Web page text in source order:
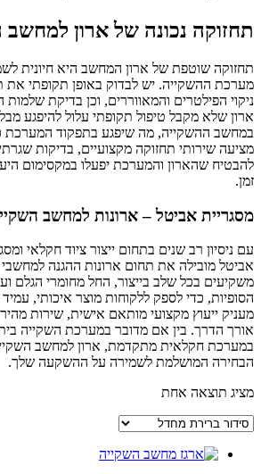
תחזוקה נכונה של ארון למחשב
תחזוקה שוטפת של ארון המחשב היא חיונית
מערכת ההשקייה. יש לבדוק באופן תקופתי את
ניקוי הפילטרים והמאווררים, וכן בדיקת שלמות
ארון שלא מקבל טיפול תקופתי עלול להיפגע
במחשב ההשקייה, מה שיפגע בתפקוד המערכת
מציעה שירותי תחזוקה מקצועיים, בדיקות
להבטיח שהארון והמערכת יפעלו במקסימום
זמן.
מסגריית אביטל – ארונות למחשב
עם ניסיון רב שנים בתחום ייצור ציוד חקלאי
אביטל מובילה את תחום ארונות ההגנה
משקיעים בכל שלב בייצור, החל מחומרי הגלם
הסופיות, כדי לספק ללקוחות מוצר איכותי,
מעניק ייעוץ מקצועי מותאם אישית, שירות
אורך הדרך. בין אם מדובר במערכת השקייה
במערכת חקלאית מתקדמת, ארון למחשב
הבחירה המושלמת לשמירה על ההשקעה שלך.
מציג תוצאה אחת